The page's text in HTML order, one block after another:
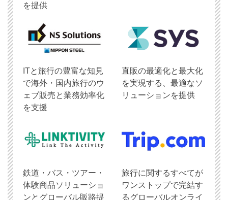
を提供
ITと旅行の豊富な知見
で海外・国内旅行のウ
ェブ販売と業務効率化
を支援
直販の最適化と最大化
を実現する、最適なソ
リューションを提供
鉄道・バス・ツアー・
体験商品ソリューショ
ンとグローバル販路提
旅行に関するすべてが
ワンストップで完結す
るグローバルオンライ